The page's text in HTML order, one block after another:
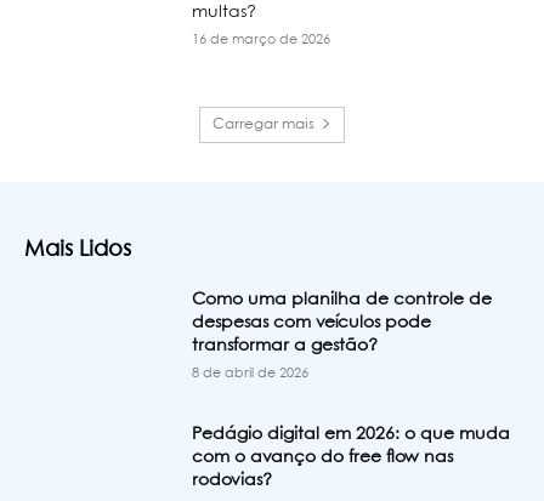
multas?
16 de março de 2026
Carregar mais
Mais Lidos
Como uma planilha de controle de
despesas com veículos pode
transformar a gestão?
8 de abril de 2026
Pedágio digital em 2026: o que muda
com o avanço do free flow nas
rodovias?